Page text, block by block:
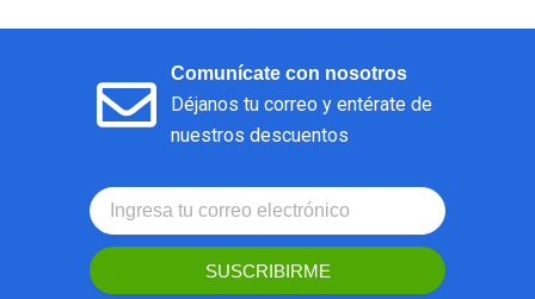
Comunícate con nosotros
Déjanos tu correo y entérate de
nuestros descuentos
SUSCRIBIRME